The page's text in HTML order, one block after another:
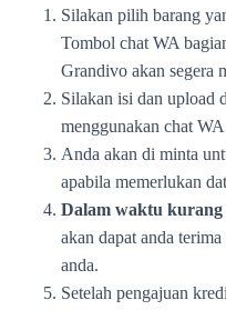
Silakan pilih barang
Tombol chat WA
Grandivo akan segera
Silakan isi dan upload
menggunakan chat
Anda akan di minta
apabila memerlukan
Dalam waktu
akan dapat anda
anda.
Setelah pengajuan